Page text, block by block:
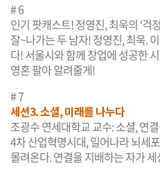
# 6
인기 팟캐스트! 정영진, 최욱의 ‘걱
잘~나가는 두 남자! 정영진, 최욱.
다! 서울시와 함께 창업에 성공한
영혼 팔아 알려줄게!
# 7
세션3. 소셜, 미래를 나누다
조광수 연세대학교 교수: 소셜, 연
4차 산업혁명시대, 일어나라 뇌세
몰려온다. 연결을 지배하는 자가